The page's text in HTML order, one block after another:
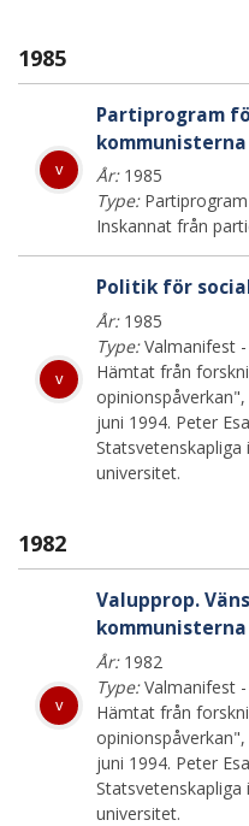
1985
v
Partiprogram
kommunisterna
År:1985
Type:Partiprogram
Inskannat från
v
Politik för
År:1985
Type:Valmanifest -
Hämtat från
juni 1994. Peter
universitet.
1982
v
Valupprop.
kommunisterna
År:1982
Type:Valmanifest -
Hämtat från
juni 1994. Peter
universitet.